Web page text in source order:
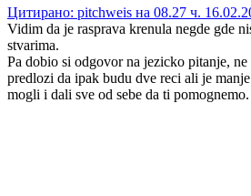
Цитирано: pitchweis на 08.27 ч.
Vidim da je rasprava krenula negde gde
stvarima.
Pa dobio si odgovor na jezicko pitanje,
predlozi da ipak budu dve reci ali je
mogli i dali sve od sebe da ti